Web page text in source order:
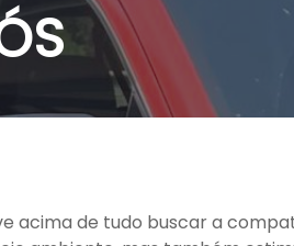
acima de tudo buscar a